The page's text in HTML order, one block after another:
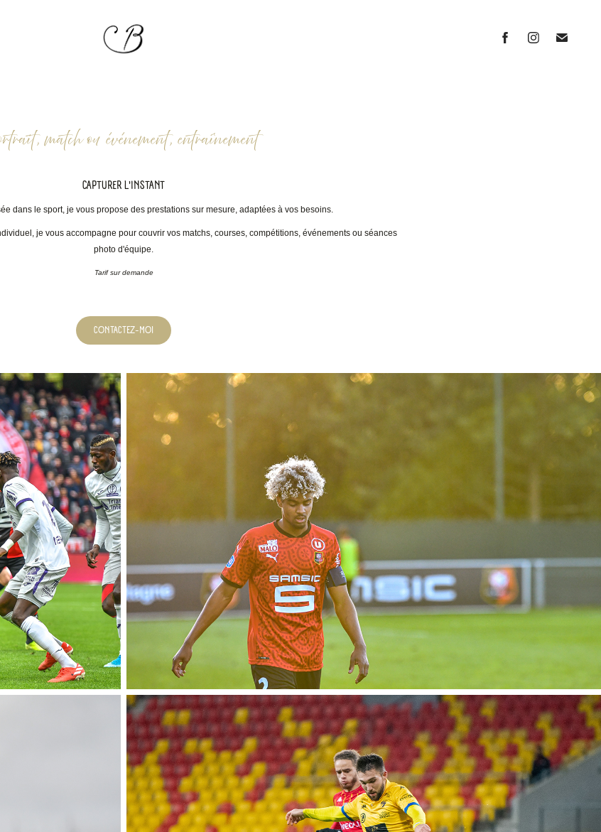
match ou événement, entraînement
CAPTURER L'INSTANT
dans le sport, je vous propose des prestations sur mesure, adaptées à vos besoins.
je vous accompagne pour couvrir vos matchs, courses, compétitions, événements ou séances
photo d'équipe.
Tarif sur demande
CONTACTEZ-MOI